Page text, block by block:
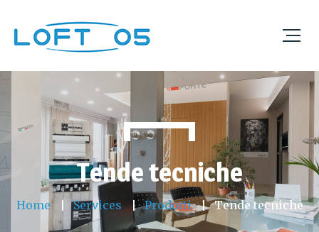
Tende tecniche
Home Services Prodotti Tende tecniche